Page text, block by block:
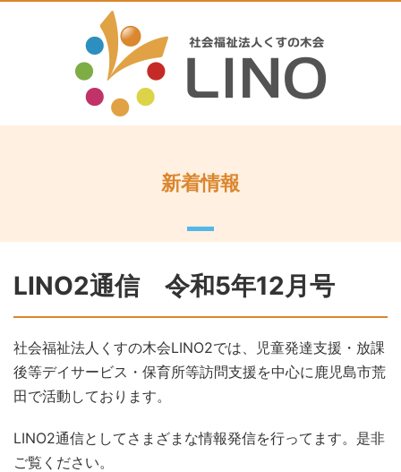
新着情報
LINO2通信 令和5年12月号
社会福祉法人くすの木会LINO2では、児童発達支援・放課
後等デイサービス・保育所等訪問支援を中心に鹿児島市荒
田で活動しております。
LINO2通信としてさまざまな情報発信を行ってます。是非
ご覧ください。